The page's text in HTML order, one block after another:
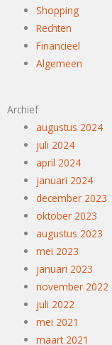
Shopping
Rechten
Financieel
Algemeen
Archief
augustus 2024
juli 2024
april 2024
januari 2024
december 2023
oktober 2023
augustus 2023
mei 2023
januari 2023
november 2022
juli 2022
mei 2021
maart 2021